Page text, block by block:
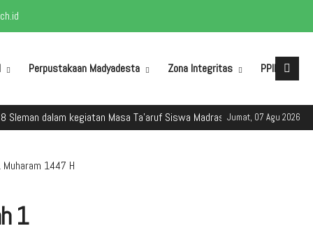
Perpustakaan Madyadesta Zona Integritas PPID
Jumat, 07 Agu 2026
kegiatan Masa Ta'aruf Siswa Madrasah (MATSAMA) Tahun Ajaran
1447 H
1